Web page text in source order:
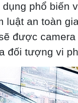
phổ
an toàn
được
đối tượng vi